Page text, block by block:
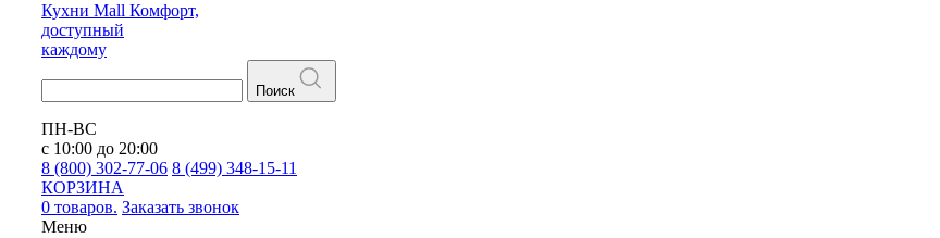
Кухни Mall Комфорт,
доступный
каждому
Поиск
ПН-ВС
с 10:00 до 20:00
8 (800) 302-77-06 8 (499) 348-15-11
КОРЗИНА
0 товаров. Заказать звонок
Меню